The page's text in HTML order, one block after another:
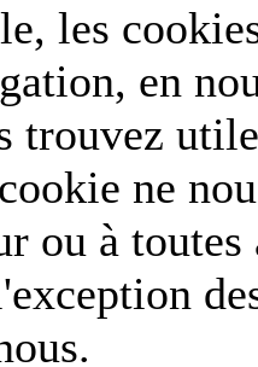
les
en
trouvez
ne
ou à